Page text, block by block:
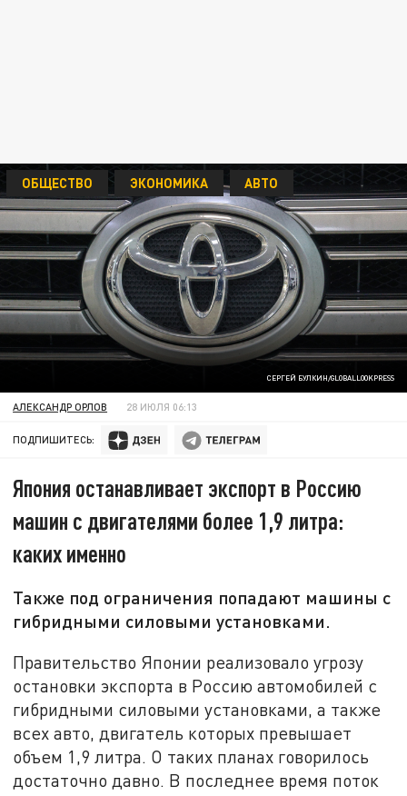
СЕРГЕЙ БУЛКИН/GLOBALLOOKPRESS
ОБЩЕСТВО ЭКОНОМИКА АВТО
АЛЕКСАНДР ОРЛОВ 28 ИЮЛЯ 06:13
ПОДПИШИТЕСЬ:
Япония останавливает экспорт в Россию
машин с двигателями более 1,9 литра:
каких именно
Также под ограничения попадают машины с
гибридными силовыми установками.
Правительство Японии реализовало угрозу
остановки экспорта в Россию автомобилей с
гибридными силовыми установками, а также
всех авто, двигатель которых превышает
объем 1,9 литра. О таких планах говорилось
достаточно давно. В последнее время поток